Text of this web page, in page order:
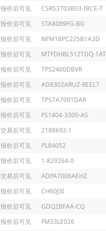
报价后可见
CSRS3703B03-IBCE-T
报价后可见
STA8089FG-BG
报价后可见
NFM18PC225B1A3D
报价后可见
MTFDHBL512TDQ-
报价后可见
TPS2400DBVR
报价后可见
AD8302ARUZ-REEL7
报价后可见
TPS7A7001DAR
报价后可见
FS1404-3300-AS
交易后可见
2188692-1
报价后可见
PL84052
报价后可见
1-829264-0
交易后可见
ADPA7006AEHZ
报价后可见
CH60J3I
报价后可见
GDQ2BFAA-CQ
报价后可见
FM33LE026